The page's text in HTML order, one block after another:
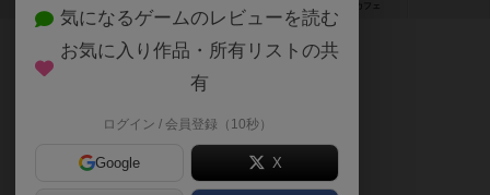
カフェ
216名 1名 0 約4年前
ピガサス人形がかわいい。
正直これがほしいがために買った。
気になるゲームのレビューを読む
お気に入り作品・所有リストの共
有
ログイン / 会員登録（10秒）
Google X